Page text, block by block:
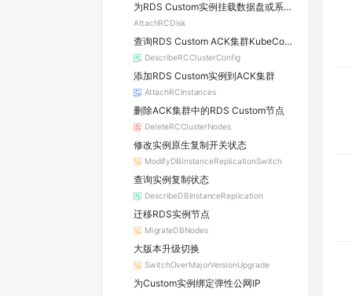
为RDS Custom实例挂载数据盘或系统盘
AttachRCDisk
查询RDS Custom ACK集群KubeConfig
DescribeRCClusterConfig
添加RDS Custom实例到ACK集群
AttachRCInstances
删除ACK集群中的RDS Custom节点
DeleteRCClusterNodes
修改实例原生复制开关状态
ModifyDBInstanceReplicationSwitch
查询实例复制状态
DescribeDBInstanceReplication
迁移RDS实例节点
MigrateDBNodes
大版本升级切换
SwitchOverMajorVersionUpgrade
为Custom实例绑定弹性公网IP